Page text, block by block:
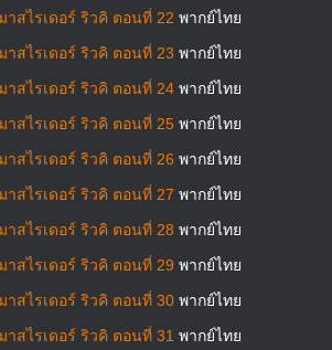
าสไรเดอร์ ริวคิ ตอนที่ 22 พากย์ไทย
าสไรเดอร์ ริวคิ ตอนที่ 23 พากย์ไทย
าสไรเดอร์ ริวคิ ตอนที่ 24 พากย์ไทย
าสไรเดอร์ ริวคิ ตอนที่ 25 พากย์ไทย
าสไรเดอร์ ริวคิ ตอนที่ 26 พากย์ไทย
าสไรเดอร์ ริวคิ ตอนที่ 27 พากย์ไทย
าสไรเดอร์ ริวคิ ตอนที่ 28 พากย์ไทย
าสไรเดอร์ ริวคิ ตอนที่ 29 พากย์ไทย
าสไรเดอร์ ริวคิ ตอนที่ 30 พากย์ไทย
าสไรเดอร์ ริวคิ ตอนที่ 31 พากย์ไทย